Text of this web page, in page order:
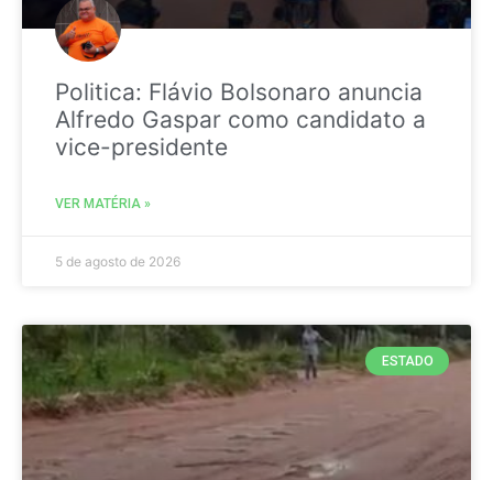
Politica: Flávio Bolsonaro anuncia
Alfredo Gaspar como candidato a
vice-presidente
VER MATÉRIA »
5 de agosto de 2026
ESTADO